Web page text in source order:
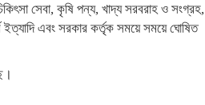
সেবা, কৃষি পন্য, খাদ্য সরবরাহ ও সংগ্রহ,
ইত্যাদি এবং সরকার কর্তৃক সময়ে সময়ে ঘোষিত